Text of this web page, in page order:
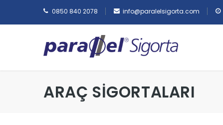
0850 840 2078 info@paralelsigorta.com
ARAÇ SİGORTALARI